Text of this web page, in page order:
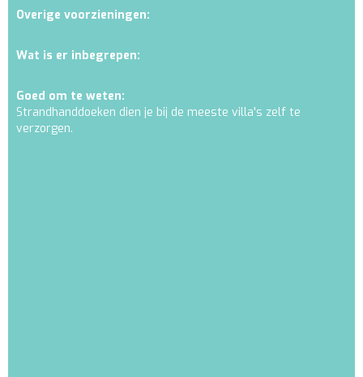
Overige voorzieningen:
Wat is er inbegrepen:
Goed om te weten:
Strandhanddoeken dien je bij de meeste villa's zelf te
verzorgen.